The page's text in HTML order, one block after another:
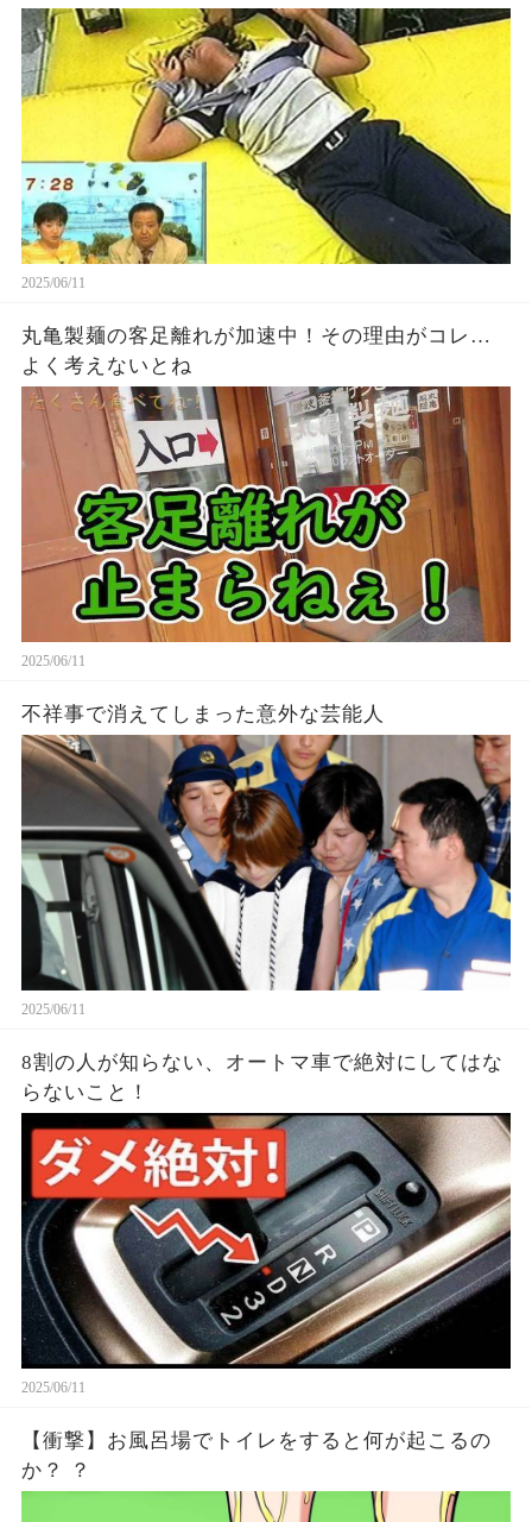
2025/06/11
丸亀製麺の客足離れが加速中！その理由がコレ…
よく考えないとね
2025/06/11
不祥事で消えてしまった意外な芸能人
2025/06/11
8割の人が知らない、オートマ車で絶対にしてはな
らないこと！
2025/06/11
【衝撃】お風呂場でトイレをすると何が起こるの
か？ ？